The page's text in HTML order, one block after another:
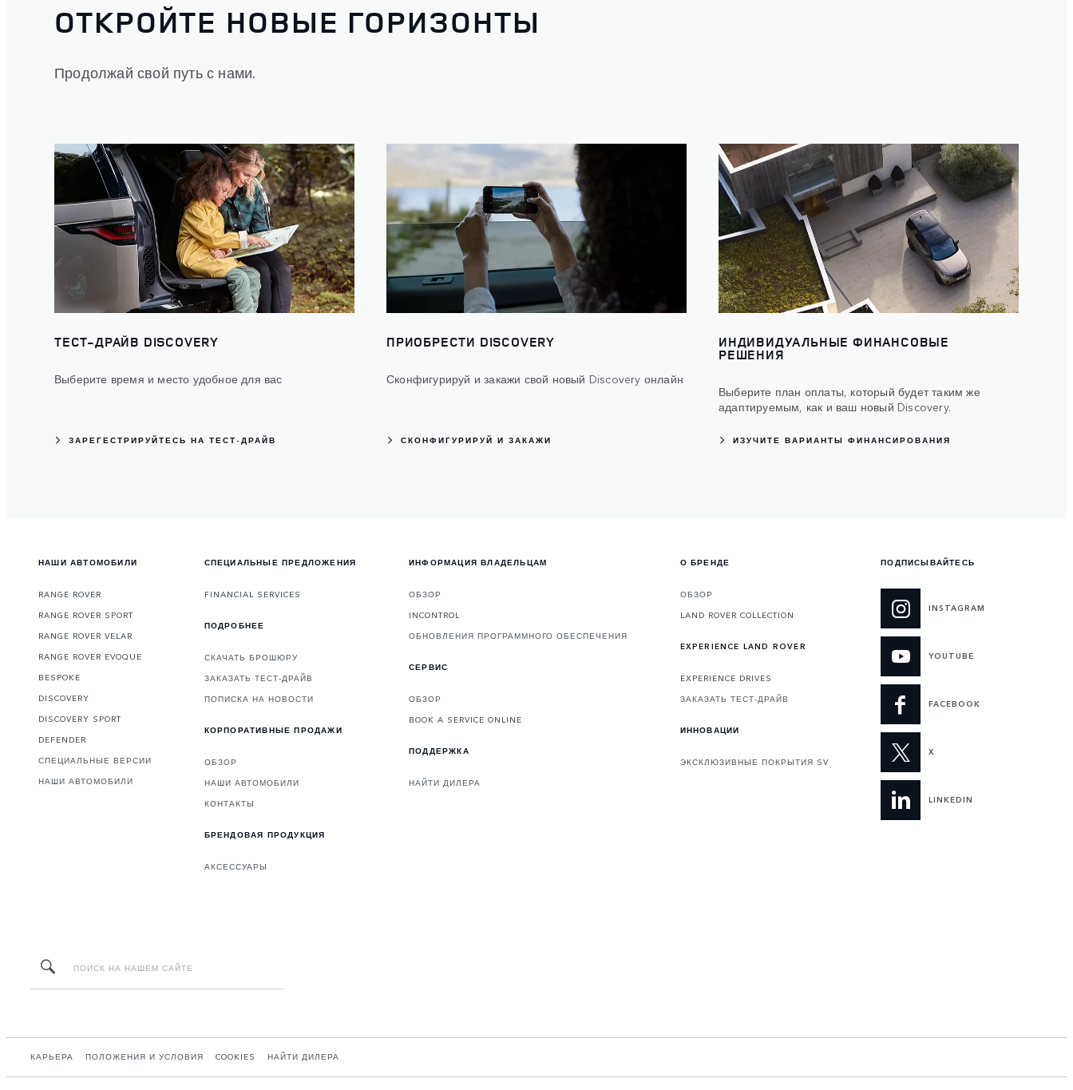
ОТКРОЙТЕ НОВЫЕ ГОРИЗОНТЫ
Продолжай свой путь с нами.
ТЕСТ-ДРАЙВ DISCOVERY
Выберите время и место удобное для вас
ЗАРЕГЕСТРИРУЙТЕСЬ НА ТЕСТ-ДРАЙВ
ПРИОБРЕСТИ DISCOVERY
Сконфигурируй и закажи свой новый Discovery онлайн
СКОНФИГУРИРУЙ И ЗАКАЖИ
ИНДИВИДУАЛЬНЫЕ ФИНАНСОВЫЕ
РЕШЕНИЯ
Выберите план оплаты, который будет таким же
адаптируемым, как и ваш новый Discovery.
ИЗУЧИТЕ ВАРИАНТЫ ФИНАНСИРОВАНИЯ
НАШИ АВТОМОБИЛИ
RANGE ROVER
RANGE ROVER SPORT
RANGE ROVER VELAR
RANGE ROVER EVOQUE
BESPOKE
DISCOVERY
DISCOVERY SPORT
DEFENDER
СПЕЦИАЛЬНЫЕ ВЕРСИИ
НАШИ АВТОМОБИЛИ
СПЕЦИАЛЬНЫЕ ПРЕДЛОЖЕНИЯ
FINANCIAL SERVICES
ПОДРОБНЕЕ
СКАЧАТЬ БРОШЮРУ
ЗАКАЗАТЬ ТЕСТ-ДРАЙВ
ПОПИСКА НА НОВОСТИ
КОРПОРАТИВНЫЕ ПРОДАЖИ
ОБЗОР
НАШИ АВТОМОБИЛИ
КОНТАКТЫ
БРЕНДОВАЯ ПРОДУКЦИЯ
АКСЕССУАРЫ
ИНФОРМАЦИЯ ВЛАДЕЛЬЦАМ
ОБЗОР
INCONTROL
ОБНОВЛЕНИЯ ПРОГРАММНОГО ОБЕСПЕЧЕНИЯ
СЕРВИС
ОБЗОР
BOOK A SERVICE ONLINE
ПОДДЕРЖКА
НАЙТИ ДИЛЕРА
О БРЕНДЕ
ОБЗОР
LAND ROVER COLLECTION
EXPERIENCE LAND ROVER
EXPERIENCE DRIVES
ЗАКАЗАТЬ ТЕСТ-ДРАЙВ
ИННОВАЦИИ
ЭКСКЛЮЗИВНЫЕ ПОКРЫТИЯ SV
ПОДПИСЫВАЙТЕСЬ
INSTAGRAM
YOUTUBE
FACEBOOK
X
LINKEDIN
КАРЬЕРА ПОЛОЖЕНИЯ И УСЛОВИЯ COOKIES НАЙТИ ДИЛЕРА